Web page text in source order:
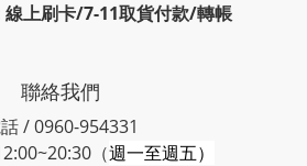
線上刷卡/7-11取貨付款/轉帳
聯絡我們
/ 0960-954331
（週一至週五）